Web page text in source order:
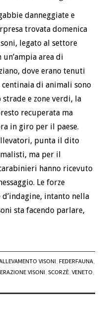
danneggiate e
trovata domenica
legato al settore
area di
dove erano tenuti
di animali sono
e zone verdi, la
recuperata ma
in giro per il paese.
punta il dito
ma per il
hanno ricevuto
Le forze
intanto nella
sta facendo parlare,
VISONI, FEDERFAUNA,
VISONI,SCORZÈ,VENETO,